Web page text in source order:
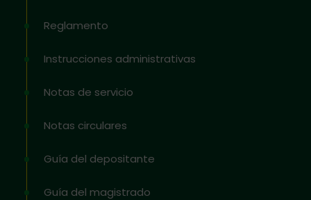
Reglamento
Instrucciones administrativas
Notas de servicio
Notas circulares
Guía del depositante
Guía del magistrado